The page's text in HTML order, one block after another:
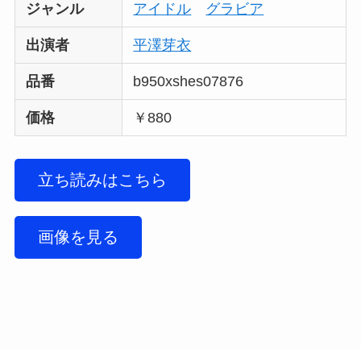
ジャンル アイドル グラビア
出演者 平澤芽衣
品番 b950xshes07876
価格 ￥880
立ち読みはこちら
画像を見る